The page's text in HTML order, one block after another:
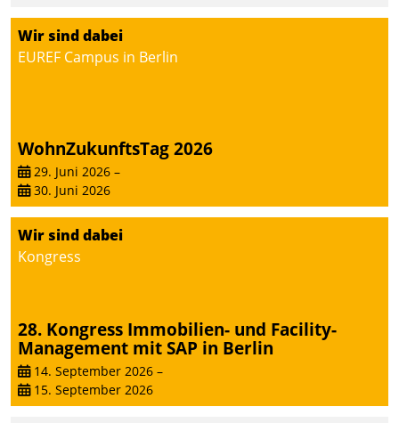
Wir sind dabei
EUREF Campus in Berlin
WohnZukunftsTag 2026
29. Juni 2026 –
30. Juni 2026
Wir sind dabei
Kongress
28. Kongress Immobilien- und Facility-
Management mit SAP in Berlin
14. September 2026 –
15. September 2026